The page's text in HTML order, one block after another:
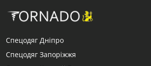
Спецодяг Дніпро
Спецодяг Запоріжжя